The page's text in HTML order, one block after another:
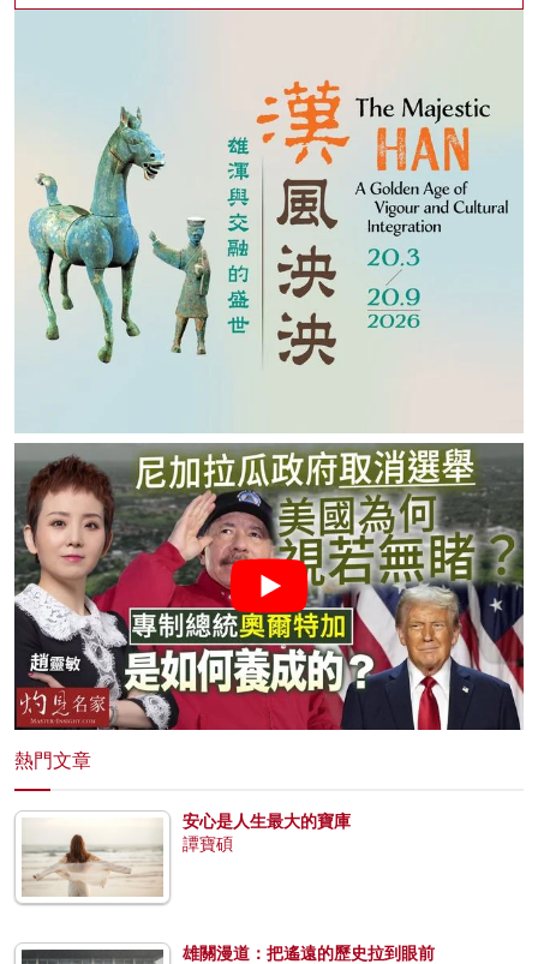
熱門文章
安心是人生最大的寶庫
譚寶碩
雄關漫道：把遙遠的歷史拉到眼前